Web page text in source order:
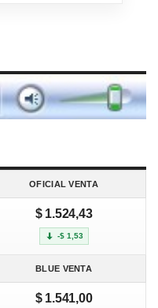
OFICIAL VENTA
$ 1.524,43
-$ 1,53
BLUE VENTA
$ 1.541,00